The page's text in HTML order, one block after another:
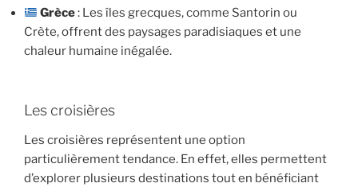
Grèce: Les îles grecques, comme Santorin ou
Crète, offrent des paysages paradisiaques et une
chaleur humaine inégalée.
Les croisières
Les croisières représentent une option
particulièrement tendance. En effet, elles permettent
d’explorer plusieurs destinations tout en bénéficiant